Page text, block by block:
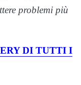
problemi più
DI TUTTI I